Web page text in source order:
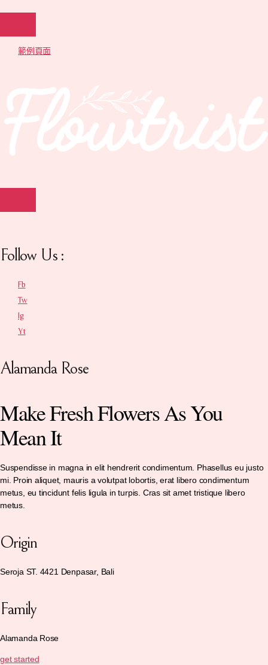
範例頁面
Follow Us :
Fb
Tw
Ig
Yt
Alamanda Rose
Make Fresh Flowers As You
Mean It
Suspendisse in magna in elit hendrerit condimentum. Phasellus eu justo
mi. Proin aliquet, mauris a volutpat lobortis, erat libero condimentum
metus, eu tincidunt felis ligula in turpis. Cras sit amet tristique libero
metus.
Origin
Seroja ST. 4421 Denpasar, Bali
Family
Alamanda Rose
get started